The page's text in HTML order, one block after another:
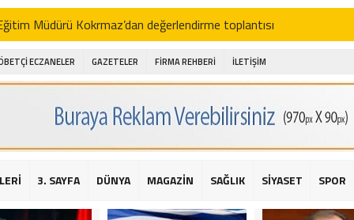
Müdürü Kokrmaz’dan değerlendirme toplantısı
Alibeyoğlu, Aile Destek Merkezini ziyaret etti
ıhlamur piyasalarda
şehitleri için bayraklı kayak gösterileri düzenlenecek
için yardım kermesi
2016 yılı değerlendirmesi
Sarıyer Çayırbaşı Cezayirli Hasan Paşa Camii’nde silahlı
ECZANELER GAZETELER FİRMA REHBERİ İLETİŞİM
3. SAYFA DÜNYA MAGAZİN SAĞLIK SİYASET SPOR